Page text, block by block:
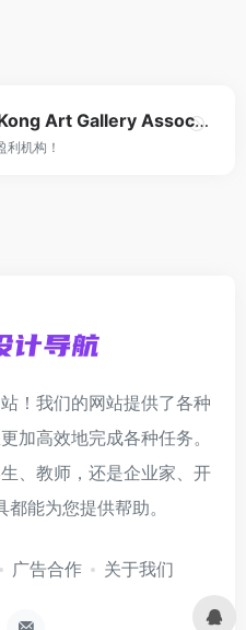
香港画廊协会 Hong Kong Art Gallery Association
利机构！
！我们的网站提供了各种
加高效地完成各种任务。
、教师，还是企业家、开
能为您提供帮助。
广告合作 关于我们